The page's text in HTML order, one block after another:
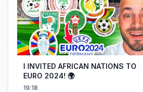
I INVITED AFRICAN NATIONS TO
EURO 2024! 🌍
19:18